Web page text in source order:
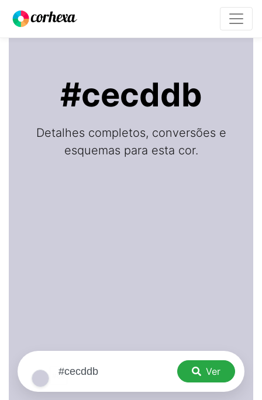
#cecddb
Detalhes completos, conversões e
esquemas para esta cor.
Ver